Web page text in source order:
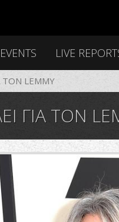
EVENTS LIVE
ΤΟΝ LEMMY
ΓΙΑ ΤΟΝ